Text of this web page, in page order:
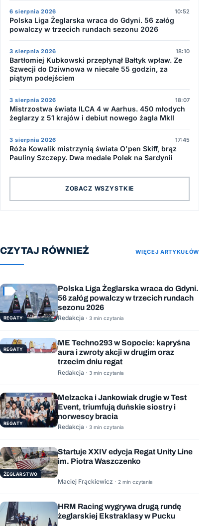
6 sierpnia 2026 10:52
Polska Liga Żeglarska wraca do Gdyni. 56 załóg
powalczy w trzecich rundach sezonu 2026
3 sierpnia 2026 18:10
Bartłomiej Kubkowski przepłynął Bałtyk wpław. Ze
Szwecji do Dziwnowa w niecałe 55 godzin, za
piątym podejściem
3 sierpnia 2026 18:07
Mistrzostwa świata ILCA 4 w Aarhus. 450 młodych
żeglarzy z 51 krajów i debiut nowego żagla MkII
3 sierpnia 2026 17:45
Róża Kowalik mistrzynią świata O'pen Skiff, brąz
Pauliny Szczepy. Dwa medale Polek na Sardynii
ZOBACZ WSZYSTKIE
CZYTAJ RÓWNIEŻ WIĘCEJ ARTYKUŁÓW
REGATY
Polska Liga Żeglarska wraca do Gdyni.
56 załóg powalczy w trzecich rundach
sezonu 2026
Redakcja · 3 min czytania
REGATY
ME Techno293 w Sopocie: kapryśna
aura i zwroty akcji w drugim oraz
trzecim dniu regat
Redakcja · 3 min czytania
REGATY
Melzacka i Jankowiak drugie w Test
Event, triumfują duńskie siostry i
norwescy bracia
Redakcja · 3 min czytania
ŻEGLARSTWO
Startuje XXIV edycja Regat Unity Line
im. Piotra Waszczenko
Maciej Frąckiewicz · 2 min czytania
HRM Racing wygrywa drugą rundę
żeglarskiej Ekstraklasy w Pucku